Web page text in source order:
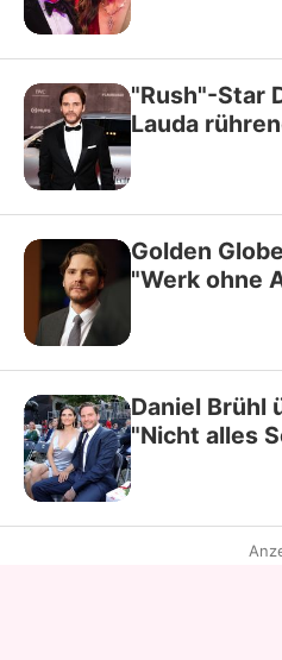
"Rush"-Star
Lauda
Golden
"Werk ohne
Daniel Brühl
"Nicht alles